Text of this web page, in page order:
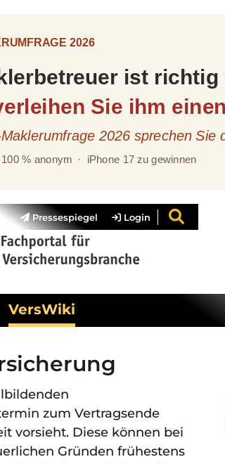
Pressespiegel Login
VersWiki
zum Vertragsende
vorsieht. Diese können bei
Gründen frühestens